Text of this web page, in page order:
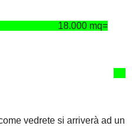
mq=
vedrete si arriverà ad un